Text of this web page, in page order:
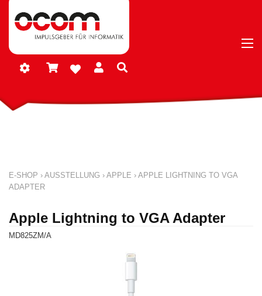
E-SHOP › AUSSTELLUNG › APPLE › APPLE LIGHTNING TO VGA
ADAPTER
Apple Lightning to VGA Adapter
MD825ZM/A